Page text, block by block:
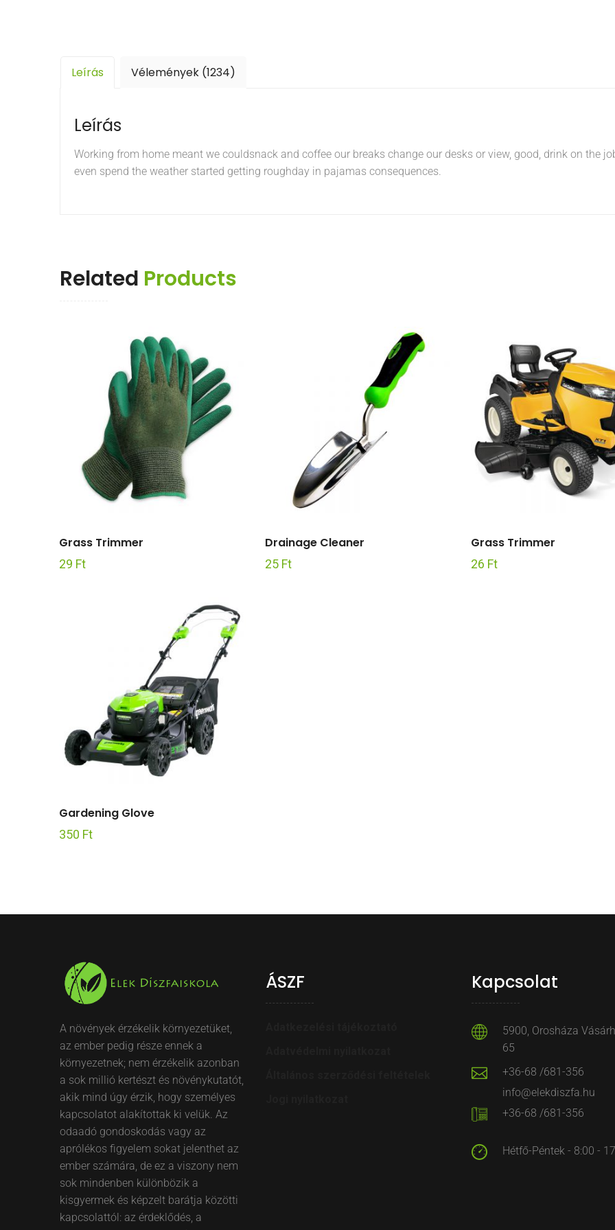
Leírás Vélemények (1234)
Leírás
Working from home meant we couldsnack and coffee our breaks change our desks or view, good, drink on the
even spend the weather started getting roughday in pajamas consequences.
Related Products
Grass Trimmer
29 Ft
Drainage Cleaner
25 Ft
Grass Trimmer
26 Ft
Gardening Glove
350 Ft
A növények érzékelik környezetüket,
az ember pedig része ennek a
környezetnek; nem érzékelik azonban
a sok millió kertészt és növénykutatót,
akik mind úgy érzik, hogy személyes
kapcsolatot alakítottak ki velük. Az
odaadó gondoskodás vagy az
aprólékos figyelem sokat jelenthet az
ember számára, de ez a viszony nem
sok mindenben különbözik a
kisgyermek és képzelt barátja közötti
kapcsolattól: az érdeklődés, a
ÁSZF Kapcsolat
5900, Orosháza
65
+36-68 /681-356
info@elekdiszfa.hu
+36-68 /681-356
Hétfő-Péntek - 8:00 -